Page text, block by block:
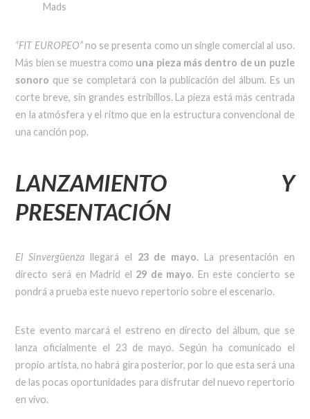
Mads
“FIT EUROPEO”no se presenta como un single comercial al uso.
Más bien se muestra como una pieza más dentro de un puzle
sonoro que se completará con la publicación del álbum. Es un
corte breve, sin grandes estribillos. La pieza está más centrada
en la atmósfera y el ritmo que en la estructura convencional de
una canción pop.
LANZAMIENTO Y
PRESENTACIÓN
El Sinvergüenza llegará el 23 de mayo. La presentación en
directo será en Madrid el 29 de mayo. En este concierto se
pondrá a prueba este nuevo repertorio sobre el escenario.
Este evento marcará el estreno en directo del álbum, que se
lanza oficialmente el 23 de mayo. Según ha comunicado el
propio artista, no habrá gira posterior, por lo que esta será una
de las pocas oportunidades para disfrutar del nuevo repertorio
en vivo.